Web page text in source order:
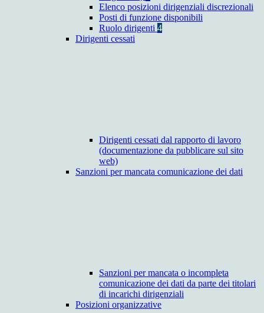
Elenco posizioni dirigenziali discrezionali
Posti di funzione disponibili
Ruolo dirigenti 4
Dirigenti cessati
Dirigenti cessati dal rapporto di lavoro
(documentazione da pubblicare sul sito
web)
Sanzioni per mancata comunicazione dei dati
Sanzioni per mancata o incompleta
comunicazione dei dati da parte dei titolari
di incarichi dirigenziali
Posizioni organizzative